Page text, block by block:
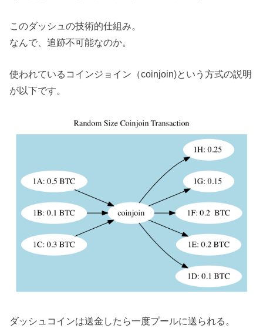
このダッシュの技術的仕組み。
なんで、追跡不可能なのか。
使われているコインジョイン（coinjoin)という方式の説明
が以下です。
ダッシュコインは送金したら一度プールに送られる。